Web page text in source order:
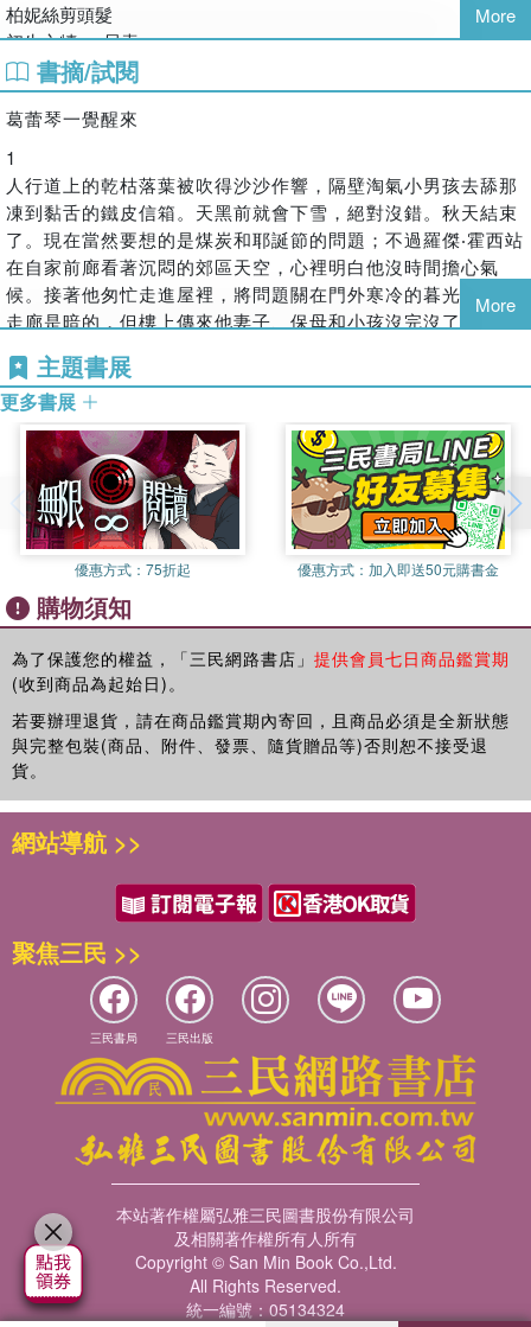
柏妮絲剪頭髮
初生之犢──貝索
四拳教訓
駱駝的背脊
More
書摘/試閱
葛蕾琴一覺醒來
1
人行道上的乾枯落葉被吹得沙沙作響，隔壁淘氣小男孩去舔那
凍到黏舌的鐵皮信箱。天黑前就會下雪，絕對沒錯。秋天結束
了。現在當然要想的是煤炭和耶誕節的問題；不過羅傑‧霍西站
在自家前廊看著沉悶的郊區天空，心裡明白他沒時間擔心氣
候。接著他匆忙走進屋裡，將問題關在門外寒冷的暮光中。
走廊是暗的，但樓上傳來他妻子、保母和小孩沒完沒了的話
來了！」，並不時穿插凶狠的警告聲、揍屁股的悶響，還有輕
快亂跑的腳步聲。
羅傑打開走廊燈，走進客廳再打開一盞紅布燈罩的燈。他把鼓
脹的公事包放到桌上，坐著將自己年輕認真的臉孔埋在手裡休
息一會兒，眼睛小心遮住光線。然後點起一根菸，又將它捻
熄，走到樓梯下面叫他妻子：「葛蕾琴！」
「喂，親愛的。」她的聲音充滿歡笑，「來看小孩。」
他輕輕咒罵一聲。「我現在不能看小孩，」他大聲說，「你還
要多久才能下來？」
一陣莫名的停頓。接著又是一串「不要」和「當心，小麥
克」，顯然代表正在阻止某個迫在眉梢的大災難。
「你還要多久才能下來？」羅傑再問，稍微不悅。
「多久？」他喊。
他每天這時候都難以調適，要把都市匆忙的緊迫語調正確轉換
成典範家庭的輕鬆嗓音。但今晚他就是沒有耐心。當葛蕾琴三
步併兩步跑下樓梯，用相當驚訝的聲音喊著「什麼事」，他幾
乎沮喪不已。
人還恩愛。他們很少像年輕夫妻才會的那樣激烈嫌棄對方，羅
傑仍舊感受得到她的美好。
「過來這兒，」他突然說，「我有事要跟你講。」
他的妻子，紅橙頭髮鮮明亮麗的女孩，就像一個法國玩偶那樣
光彩奪目，跟著他進去客廳。
「聽我說，葛蕾琴。」他坐在沙發一端，「從今晚開始，我要
──你在幹嘛？」
「沒事。我只是要拿一根菸。繼續說。」
她屏住呼吸，躡手躡腳走回沙發，然後坐到另一端。
「葛蕾琴──」他又忽然住口。她掌心朝上，向他伸了過去。
「哎，做什麼？」他激動問。
「什麼？」
在他焦急心切時，不可置信她竟然跟他要火柴，但他仍不自覺
地摸索著口袋。
「謝謝，」她低語，「我不是故意要打斷你。繼續說。」
More
主題書展
更多書展
優惠方式： 75折起 優惠方式： 加入即送50元購書金
購物須知
為了保護您的權益，「三民網路書店」 提供會員七日商品鑑賞期
(收到商品為起始日)。
若要辦理退貨，請在商品鑑賞期內寄回，且商品必須是全新狀態
與完整包裝(商品、附件、發票、隨貨贈品等)否則恕不接受退
貨。
網站導航 >>
聚焦三民 >>
三民書局 三民出版
本站著作權屬弘雅三民圖書股份有限公司
及相關著作權所有人所有
Copyright © San Min Book Co.,Ltd.
All Rights Reserved.
統一編號：05134324